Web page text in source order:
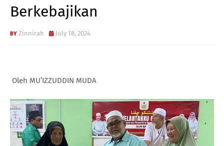
Berkebajikan
Zinnirah July 18, 2024
Oleh MU’IZZUDDIN MUDA